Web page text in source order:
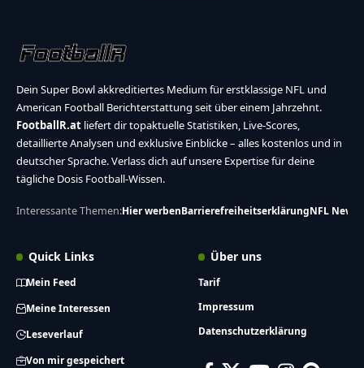
Dein Super Bowl akkreditiertes Medium für erstklassige NFL und
American Football Berichterstattung seit über einem Jahrzehnt.
FootballR.at liefert dir topaktuelle Statistiken, Live-Scores,
detaillierte Analysen und exklusive Einblicke – alles kostenlos und in
deutscher Sprache. Verlass dich auf unsere Expertise für deine
tägliche Dosis Football-Wissen.
Interessante Themen:Hier werbenBarrierefreiheitserklärungNFL News
Quick Links
Mein Feed
Meine Interessen
Leseverlauf
Von mir gespeichert
Über uns
Tarif
Impressum
Datenschutzerklärung